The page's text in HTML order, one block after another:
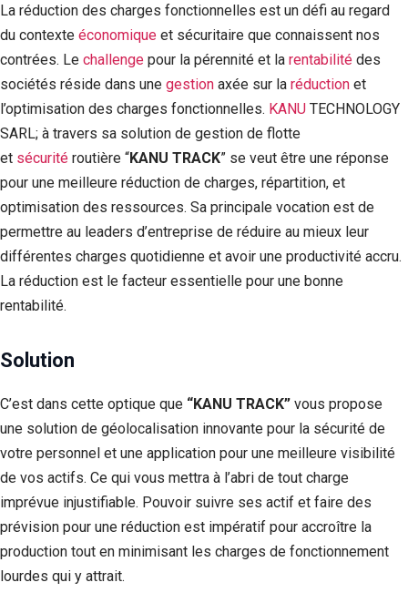
La réduction des charges fonctionnelles est un défi au regard
du contexte économique et sécuritaire que connaissent nos
contrées. Le challenge pour la pérennité et la rentabilité des
sociétés réside dans une gestion axée sur la réduction et
l’optimisation des charges fonctionnelles. KANU TECHNOLOGY
SARL; à travers sa solution de gestion de flotte
et sécurité routière “KANU TRACK” se veut être une réponse
pour une meilleure réduction de charges, répartition, et
optimisation des ressources. Sa principale vocation est de
permettre au leaders d’entreprise de réduire au mieux leur
différentes charges quotidienne et avoir une productivité accru.
La réduction est le facteur essentielle pour une bonne
rentabilité.
Solution
C’est dans cette optique que “KANU TRACK” vous propose
une solution de géolocalisation innovante pour la sécurité de
votre personnel et une application pour une meilleure visibilité
de vos actifs. Ce qui vous mettra à l’abri de tout charge
imprévue injustifiable. Pouvoir suivre ses actif et faire des
prévision pour une réduction est impératif pour accroître la
production tout en minimisant les charges de fonctionnement
lourdes qui y attrait.